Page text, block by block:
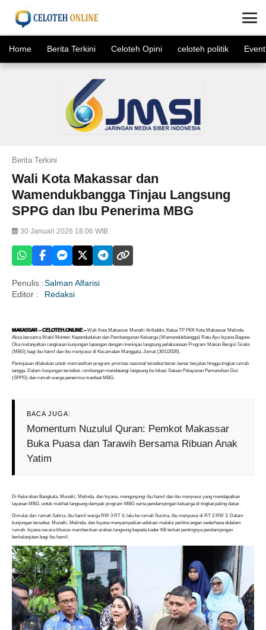
Home Berita Terkini Celoteh Opini celoteh politik Event
Berita Terkini
Wali Kota Makassar dan
Wamendukbangga Tinjau Langsung
SPPG dan Ibu Penerima MBG
30 Januari 2026 18:06 WIB
Penulis :Salman Alfarisi
Editor :
Redaksi
MAKASSAR – CELOTEH.ONLINE –Wali Kota Makassar Munafri Arifuddin, Ketua TP PKK Kota Makassar Melinda
Aksa bersama Wakil Menteri Kependudukan dan Pembangunan Keluarga (Wamendukbangga) Ratu Ayu Isyana Bagoes
Oka melanjutkan rangkaian kunjungan lapangan dengan meninjau langsung pelaksanaan Program Makan Bergizi Gratis
(MBG) bagi ibu hamil dan ibu menyusui di Kecamatan Manggala, Jumat (30/1/2026).
Peninjauan dilakukan untuk memastikan program prioritas nasional tersebut benar-benar berjalan hingga tingkat rumah
tangga. Dalam kunjungan tersebut, rombongan mendatangi langsung ke lokasi Satuan Pelayanan Pemenuhan Gizi
(SPPG) dan rumah warga penerima manfaat MBG.
BACA JUGA:
Momentum Nuzulul Quran: Pemkot Makassar
Buka Puasa dan Tarawih Bersama Ribuan Anak
Yatim
Di Kelurahan Bangkala, Munafri, Melinda, dan Isyana, mengunjungi ibu hamil dan ibu menyusui yang mendapatkan
layanan MBG, untuk melihat langsung dampak program MBG serta pendampingan keluarga di tingkat paling dasar.
Dimulai dari rumah Sahria, ibu hamil warga RW 3 RT 4, lalu ke rumah Sucitra, ibu menyusui di RT 2 RW 3. Dalam
kunjungan tersebut, Munafri, Melinda, dan Isyana menyampaikan edukasi melalui perbincangan sederhana didalam
rumah. Isyana secara khusus memberikan arahan langsung kepada kader KB terkait pentingnya pendampingan
berkelanjutan bagi ibu hamil.